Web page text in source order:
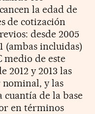
la edad de
de cotización
desde 2005
(ambas incluidas)
medio de este
2012 y 2013 las
y las
cuantía de la base
en términos